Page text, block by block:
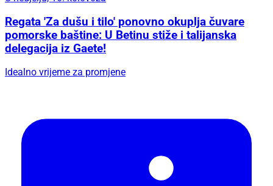
Regata 'Za dušu i tilo' ponovno okuplja čuvare
pomorske baštine: U Betinu stiže i talijanska
delegacija iz Gaete!
Idealno vrijeme za promjene